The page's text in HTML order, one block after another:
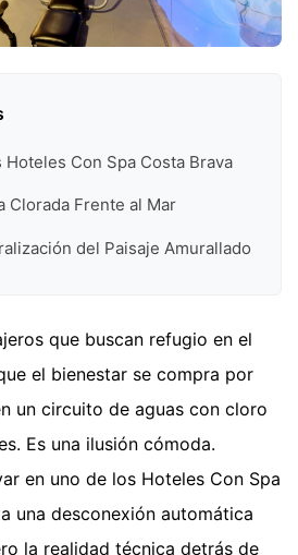
Hoteles Con Spa Costa Brava
Clorada Frente al Mar
del Paisaje Amurallado
que buscan refugio en el
el bienestar se compra por
un circuito de aguas con cloro
Es una ilusión cómoda.
en uno de los Hoteles Con Spa
una desconexión automática
la realidad técnica detrás de